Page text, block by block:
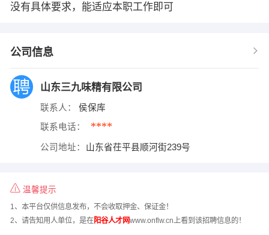
没有具体要求，能适应本职工作即可
公司信息
山东三九味精有限公司
联系人： 侯保库
联系电话： ****
公司地址： 山东省茌平县顺河街239号
温馨提示
1、本平台仅供信息发布，不会收取押金、保证金！
2、请告知用人单位，是在阳谷人才网www.onflw.cn上看到该招聘信息的！